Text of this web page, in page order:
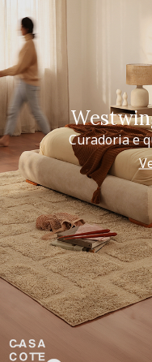
Curadoria e